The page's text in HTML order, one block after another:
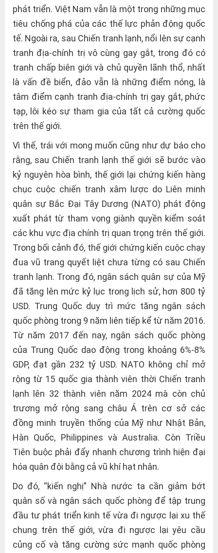
phát triển. Việt Nam vẫn là một trong những mục
tiêu chống phá của các thế lực phản động quốc
tế. Ngoài ra, sau Chiến tranh lạnh, nổi lên sự cạnh
tranh địa-chính trị vô cùng gay gắt, trong đó có
tranh chấp biên giới và chủ quyền lãnh thổ, nhất
là vấn đề biển, đảo vẫn là những điểm nóng, là
tâm điểm cạnh tranh địa-chính trị gay gắt, phức
tạp, lôi kéo sự tham gia của tất cả cường quốc
trên thế giới.
Vì thế, trái với mong muốn cũng như dự báo cho
rằng, sau Chiến tranh lạnh thế giới sẽ bước vào
kỷ nguyên hòa bình, thế giới lại chứng kiến hàng
chục cuộc chiến tranh xâm lược do Liên minh
quân sự Bắc Đại Tây Dương (NATO) phát động
xuất phát từ tham vọng giành quyền kiểm soát
các khu vực địa chính trị quan trọng trên thế giới.
Trong bối cảnh đó, thế giới chứng kiến cuộc chạy
đua vũ trang quyết liệt chưa từng có sau Chiến
tranh lạnh. Trong đó, ngân sách quân sự của Mỹ
đã tăng lên mức kỷ lục trong lịch sử, hơn 800 tỷ
USD. Trung Quốc duy trì mức tăng ngân sách
quốc phòng trong 9 năm liên tiếp kể từ năm 2016.
Từ năm 2017 đến nay, ngân sách quốc phòng
của Trung Quốc dao động trong khoảng 6%-8%
GDP, đạt gần 232 tỷ USD. NATO không chỉ mở
rộng từ 15 quốc gia thành viên thời Chiến tranh
lạnh lên 32 thành viên năm 2024 mà còn chủ
trương mở rộng sang châu Á trên cơ sở các
đồng minh truyền thống của Mỹ như Nhật Bản,
Hàn Quốc, Philippines và Australia. Còn Triều
Tiên buộc phải đẩy nhanh chương trình hiện đại
hóa quân đội bằng cả vũ khí hạt nhân.
Do đó, “kiến nghị” Nhà nước ta cần giảm bớt
quân số và ngân sách quốc phòng để tập trung
đầu tư phát triển kinh tế vừa đi ngược lại xu thế
chung trên thế giới, vừa đi ngược lại yêu cầu
củng cố và tăng cường sức mạnh quốc phòng